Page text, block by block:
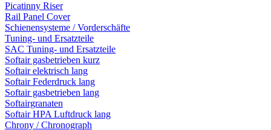
Picatinny Riser
Rail Panel Cover
Schienensysteme / Vorderschäfte
Tuning- und Ersatzteile
SAC Tuning- und Ersatzteile
Softair gasbetrieben kurz
Softair elektrisch lang
Softair Federdruck lang
Softair gasbetrieben lang
Softairgranaten
Softair HPA Luftdruck lang
Chrony / Chronograph